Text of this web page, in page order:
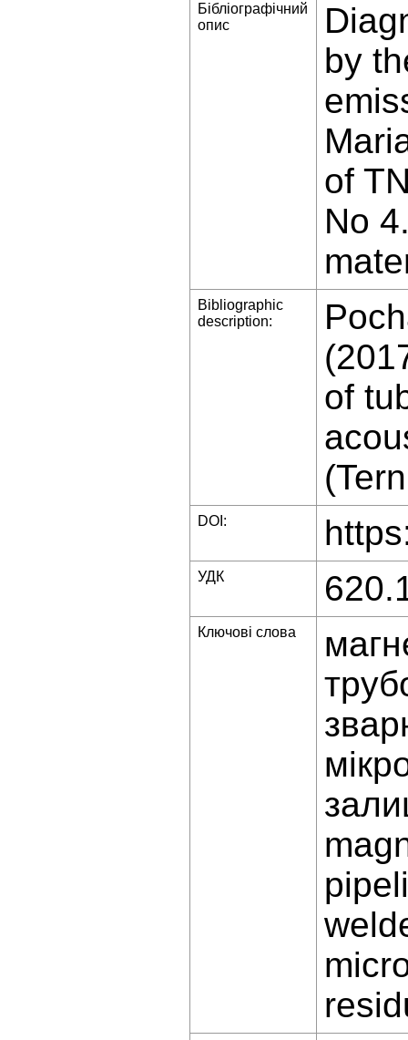
Бібліографічний
опис
by
of
No
Bibliographic
description:
of
DOI:
УДК
Ключові слова